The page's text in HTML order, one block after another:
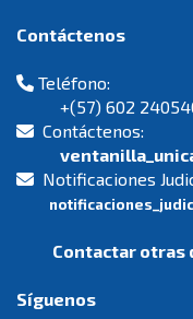
Teléfono:
+(57) 602
Contáctenos:
Notificaciones
Contactar otras
Síguenos